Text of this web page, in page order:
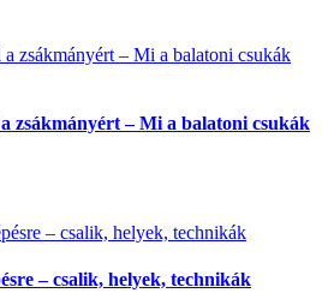
zsákmányért – Mi a balatoni csukák
– csalik, helyek, technikák